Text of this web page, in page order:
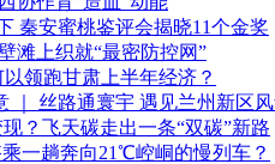
秦安蜜桃鉴评会揭晓11个金奖
滩上织就“最密防控网”
领跑甘肃上半年经济？
｜ 丝路通寰宇 遇见兰州新区
？飞天碳走出一条“双碳”新路
一趟奔向21℃崆峒的慢列车？